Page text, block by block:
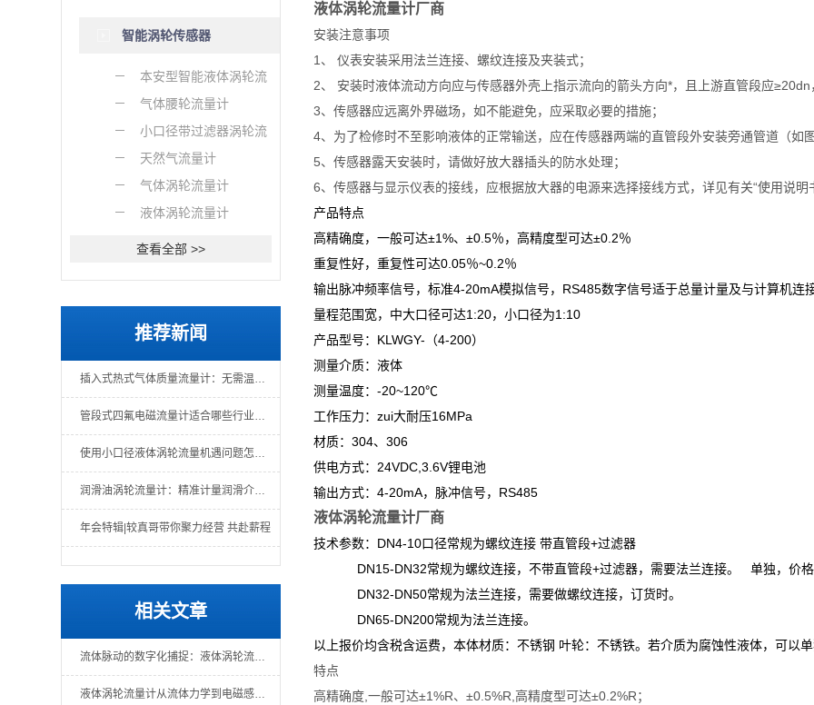
智能涡轮传感器
本安型智能液体涡轮流
量计
气体腰轮流量计
小口径带过滤器涡轮流
量计
天然气流量计
气体涡轮流量计
液体涡轮流量计
查看全部 >>
推荐新闻
插入式热式气体质量流量计：无需温压补偿的直接质量测量
管段式四氟电磁流量计适合哪些行业场景？
使用小口径液体涡轮流量机遇问题怎么办？一文教你解决
润滑油涡轮流量计：精准计量润滑介质的关键仪表
年会特辑|较真哥带你聚力经营 共赴薪程
相关文章
流体脉动的数字化捕捉：液体涡轮流量计的原理、特性与工业应用全景
液体涡轮流量计从流体力学到电磁感应的精密转化
液体涡轮流量计厂商
安装注意事项
1、 仪表安装采用法兰连接、螺纹连接及夹装式；
2、 安装时液体流动方向应与传感器外壳上指示流向的箭头方向*，且上游直管段应
3、传感器应远离外界磁场，如不能避免，应采取必要的措施；
4、为了检修时不至影响液体的正常输送，应在传感器两端的直管段外安装旁通管道（如图
5、传感器露天安装时，请做好放大器插头的防水处理；
6、传感器与显示仪表的接线，应根据放大器的电源来选择接线方式，详见有关“使用说明
产品特点
高精确度，一般可达±1%、±0.5％，高精度型可达±0.2％
重复性好，重复性可达0.05％~0.2％
输出脉冲频率信号，标准4-20mA模拟信号，RS485数字信号适于总量计量及与计算机连
量程范围宽，中大口径可达1:20，小口径为1:10
产品型号：KLWGY-（4-200）
测量介质：液体
测量温度：-20~120℃
工作压力：zui大耐压16MPa
材质：304、306
供电方式：24VDC,3.6V锂电池
输出方式：4-20mA，脉冲信号，RS485
液体涡轮流量计厂商
技术参数：DN4-10口径常规为螺纹连接 带直管段+过滤器
DN15-DN32常规为螺纹连接，不带直管段+过滤器，需要法兰连接。 单独，价格
DN32-DN50常规为法兰连接，需要做螺纹连接，订货时。
DN65-DN200常规为法兰连接。
以上报价均含税含运费，本体材质：不锈钢 叶轮：不锈铁。若介质为腐蚀性液体，可以单
特点
高精确度,一般可达±1%R、±0.5%R,高精度型可达±0.2%R；